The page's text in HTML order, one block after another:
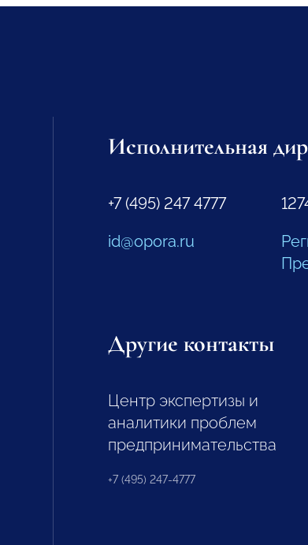
Исполнительная
+7 (495) 247 4777
id@opora.ru
Другие контакты
Центр экспертизы и
аналитики проблем
предпринимательства
+7 (495) 247-4777